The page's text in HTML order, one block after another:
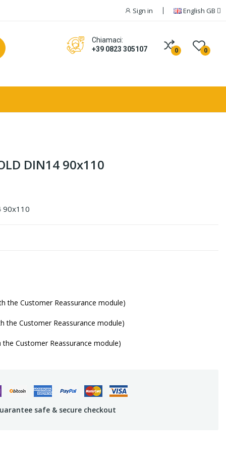
Sign in English GB
Chiamaci:
+39 0823 305107
0 0
DIN14 90x110
90x110
the Customer Reassurance module)
the Customer Reassurance module)
the Customer Reassurance module)
safe & secure checkout